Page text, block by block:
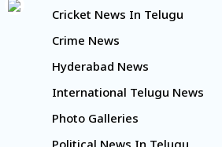
Cricket News In Telugu
Crime News
Hyderabad News
International Telugu News
Photo Galleries